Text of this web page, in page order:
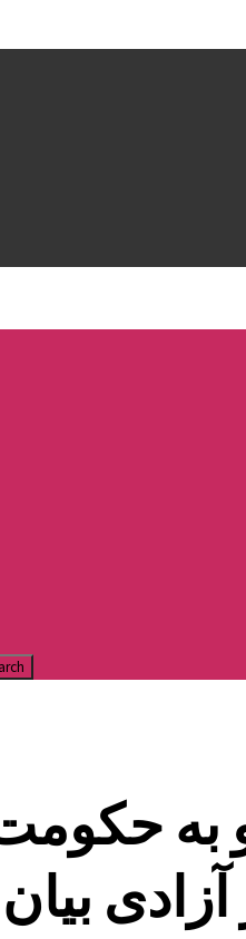
به
آزادی